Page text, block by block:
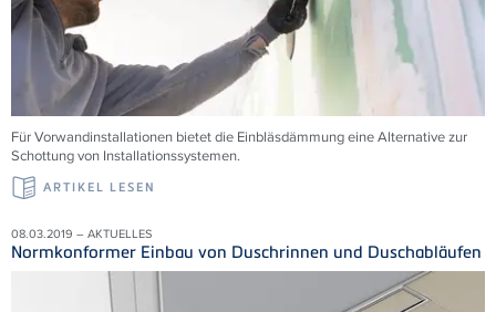
Für Vorwandinstallationen bietet die Einbläsdämmung eine Alternative zur
Schottung von Installationssystemen.
ARTIKEL LESEN
08.03.2019 – AKTUELLES
Normkonformer Einbau von Duschrinnen und Duschabläufen